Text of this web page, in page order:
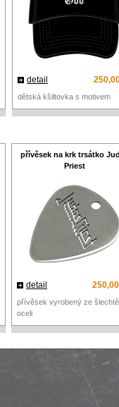
detail
dětská kšiltovka s motivem
přívěsek na krk trsátko
Priest
detail
přívěsek vyrobený ze
oceli